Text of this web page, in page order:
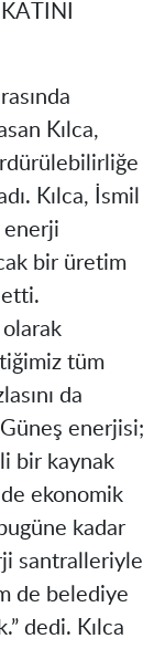
Kılca,
Kılca, İsmil
enerji
bir üretim
olarak
tüm
da
enerjisi;
bir kaynak
de ekonomik
kadar
santralleriyle
de belediye
dedi. Kılca